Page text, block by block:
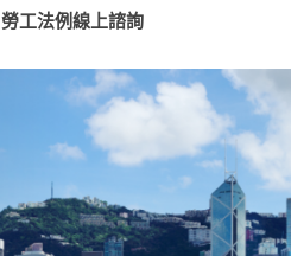
勞工法例線上諮詢